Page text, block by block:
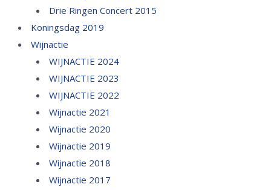
Drie Ringen Concert 2015
Koningsdag 2019
Wijnactie
WIJNACTIE 2024
WIJNACTIE 2023
WIJNACTIE 2022
Wijnactie 2021
Wijnactie 2020
Wijnactie 2019
Wijnactie 2018
Wijnactie 2017